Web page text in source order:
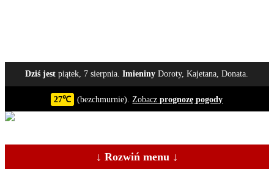
Dziś jest piątek, 7 sierpnia.Imieniny Doroty, Kajetana, Donata.
27℃ (bezchmurnie).Zobaczprognozę pogody
↓ Rozwiń menu ↓